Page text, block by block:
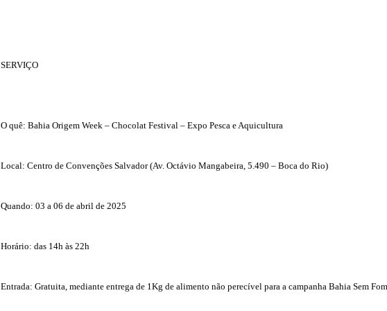
SERVIÇO
O quê: Bahia Origem Week – Chocolat Festival – Expo Pesca e Aquicultura
Local: Centro de Convenções Salvador (Av. Octávio Mangabeira, 5.490 – Boca do Rio)
Quando: 03 a 06 de abril de 2025
Horário: das 14h às 22h
Entrada: Gratuita, mediante entrega de 1Kg de alimento não perecível para a campanha Bahia Sem